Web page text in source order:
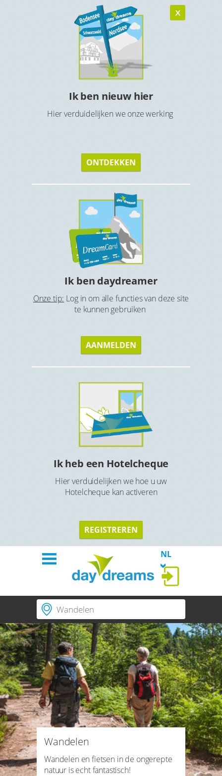
Ik ben nieuw hier
Hier verduidelijken we onze werking
ONTDEKKEN
Ik ben daydreamer
Onze tip: Log in om alle functies van deze site
te kunnen gebruiken
AANMELDEN
Ik heb een Hotelcheque
Hier verduidelijken we hoe u uw
Hotelcheque kan activeren
REGISTREREN
NL
Welkom
Hotels
Thema´s
Plus hotels
Shop
Klant login
mijn gegevens
Populaire thema's
duur
3 Nachten
zoek periode
Aankomst Vertrek
Aantal personen | kamer
2volwassenen, 0kinderen 1kamer
Wandelen
Wandelen en fietsen in de ongerepte
natuur is echt fantastisch!